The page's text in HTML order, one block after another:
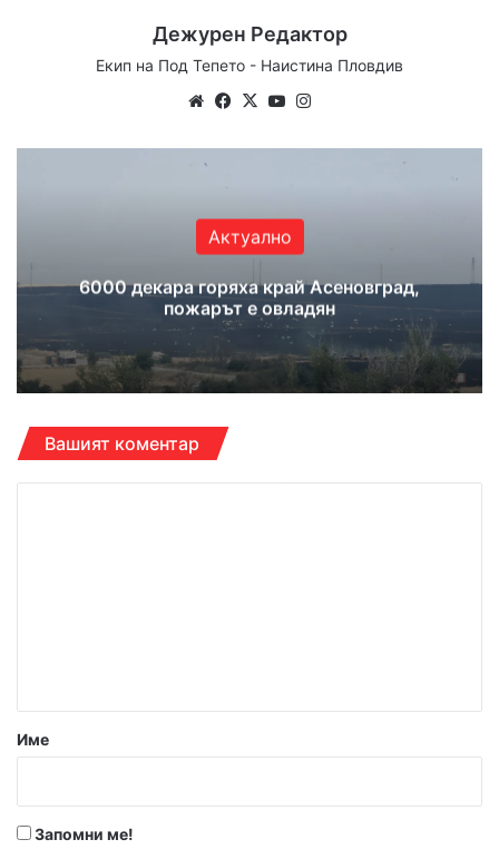
Дежурен Редактор
Екип на Под Тепето - Наистина Пловдив
WebsiteFacebook
X YouTube
Актуално
6000 декара горяха край Асеновград,
пожарът е овладян
Вашият коментар
р
Име
Запомни ме!